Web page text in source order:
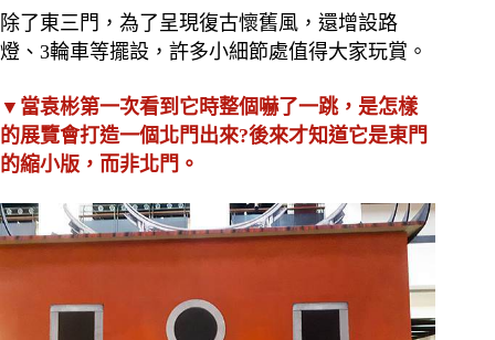
除了東三門，為了呈現復古懷舊風，還增設路
燈、3輪車等擺設，許多小細節處值得大家玩賞。
▼當袁彬第一次看到它時整個嚇了一跳，是怎樣
的展覽會打造一個北門出來?後來才知道它是東門
的縮小版，而非北門。